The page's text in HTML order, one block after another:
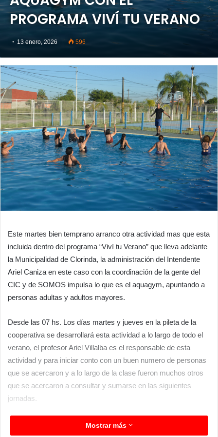
PROGRAMA VIVÍ TU VERANO
13 enero, 2026 596
Este martes bien temprano arranco otra actividad mas que esta
incluida dentro del programa “Viví tu Verano” que lleva adelante
la Municipalidad de Clorinda, la administración del Intendente
Ariel Caniza en este caso con la coordinación de la gente del
CIC y de SOMOS impulsa lo que es el aquagym, apuntando a
personas adultas y adultos mayores.
Desde las 07 hs. Los días martes y jueves en la pileta de la
cooperativa se desarrollará esta actividad a lo largo de todo el
verano, el profesor Ariel Villalba es el responsable de esta
actividad y para iniciar conto con un buen numero de personas
que se acercaron y a lo largo de la clase fueron muchos otros
que se acercaron a consultar y sumarse en las siguientes
jornadas.
Para destacar el trabajo articulado entre áreas, como las antes
Mostrar más